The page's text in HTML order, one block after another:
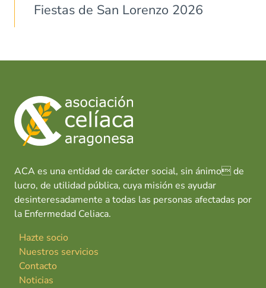
Fiestas de San Lorenzo 2026
ACA es una entidad de carácter social, sin ánimo de
lucro, de utilidad pública, cuya misión es ayudar
desinteresadamente a todas las personas afectadas por
la Enfermedad Celiaca.
Hazte socio
Nuestros servicios
Contacto
Noticias